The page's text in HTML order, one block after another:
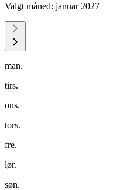
Valgt måned: januar 2027
man.
tirs.
ons.
tors.
fre.
lør.
søn.